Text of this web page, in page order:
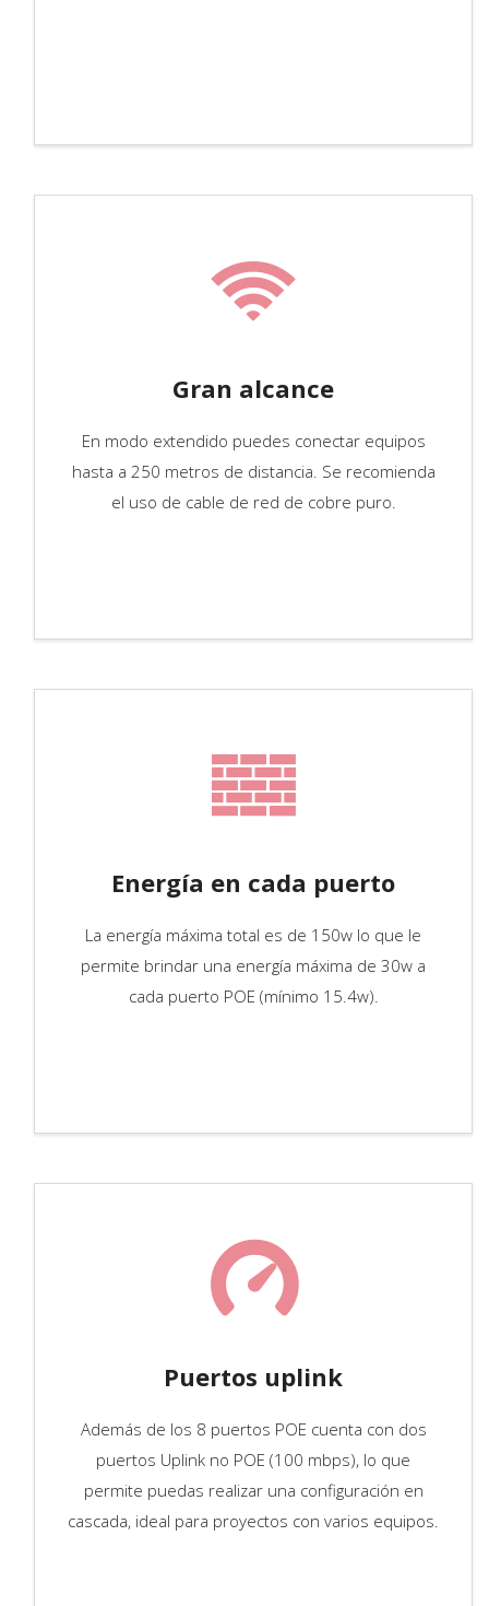
Gran alcance
En modo extendido puedes conectar equipos
hasta a 250 metros de distancia. Se recomienda
el uso de cable de red de cobre puro.
Energía en cada puerto
La energía máxima total es de 150w lo que le
permite brindar una energía máxima de 30w a
cada puerto POE (mínimo 15.4w).
Puertos uplink
Además de los 8 puertos POE cuenta con dos
puertos Uplink no POE (100 mbps), lo que
permite puedas realizar una configuración en
cascada, ideal para proyectos con varios equipos.